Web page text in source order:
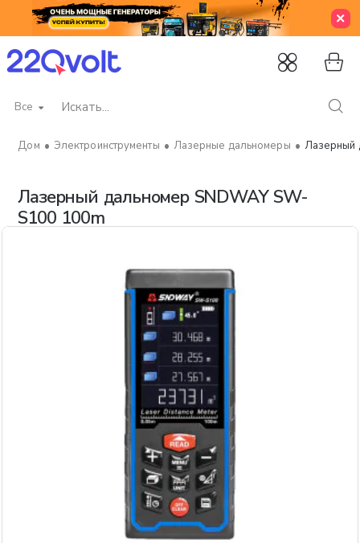
Все
Искать...
Лазерный дальномер SNDWAY SW-
S100 100m
Электроинструменты Лазерные дальномеры Лазерный